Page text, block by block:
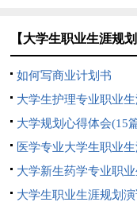
【大学生职业生涯规
如何写商业计划书
大学生护理专业职业生
大学规划心得体会(15
医学专业大学生职业生
书大学新生药学专业职
划大学生职业生涯规划